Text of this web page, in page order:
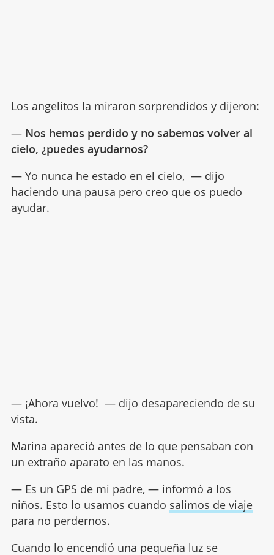
Los angelitos la miraron sorprendidos y dijeron:
— Nos hemos perdido y no sabemos volver al
cielo, ¿puedes ayudarnos?
— Yo nunca he estado en el cielo, — dijo
haciendo una pausa pero creo que os puedo
ayudar.
— ¡Ahora vuelvo! — dijo desapareciendo de su
vista.
Marina apareció antes de lo que pensaban con
un extraño aparato en las manos.
— Es un GPS de mi padre, — informó a los
niños. Esto lo usamos cuando salimos de viaje
para no perdernos.
Cuando lo encendió una pequeña luz se